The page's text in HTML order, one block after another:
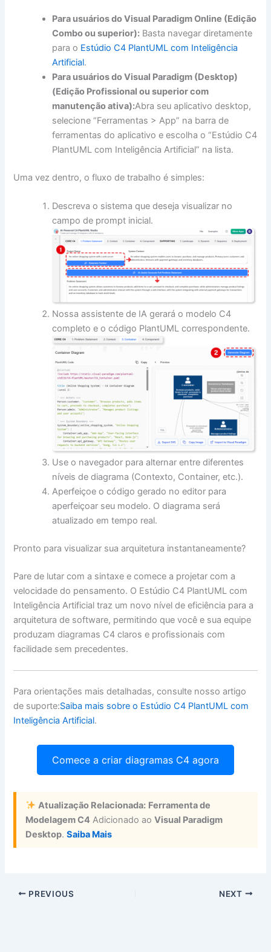
Para usuários do Visual Paradigm Online (Edição
Combo ou superior): Basta navegar diretamente
para o Estúdio C4 PlantUML com Inteligência
Artificial.
Para usuários do Visual Paradigm (Desktop)
(Edição Profissional ou superior com
manutenção ativa):Abra seu aplicativo desktop,
selecione “Ferramentas > App” na barra de
ferramentas do aplicativo e escolha o “Estúdio C4
PlantUML com Inteligência Artificial” na lista.
Uma vez dentro, o fluxo de trabalho é simples:
Descreva o sistema que deseja visualizar no
campo de prompt inicial.
Nossa assistente de IA gerará o modelo C4
completo e o código PlantUML correspondente.
Use o navegador para alternar entre diferentes
níveis de diagrama (Contexto, Container, etc.).
Aperfeiçoe o código gerado no editor para
aperfeiçoar seu modelo. O diagrama será
atualizado em tempo real.
Pronto para visualizar sua arquitetura instantaneamente?
Pare de lutar com a sintaxe e comece a projetar com a
velocidade do pensamento. O Estúdio C4 PlantUML com
Inteligência Artificial traz um novo nível de eficiência para a
arquitetura de software, permitindo que você e sua equipe
produzam diagramas C4 claros e profissionais com
facilidade sem precedentes.
Para orientações mais detalhadas, consulte nosso artigo
de suporte:Saiba mais sobre o Estúdio C4 PlantUML com
Inteligência Artificial.
Comece a criar diagramas C4 agora
Atualização Relacionada: Ferramenta de
Modelagem C4 Adicionado aoVisual Paradigm
Desktop.Saiba Mais
PREVIOUS NEXT